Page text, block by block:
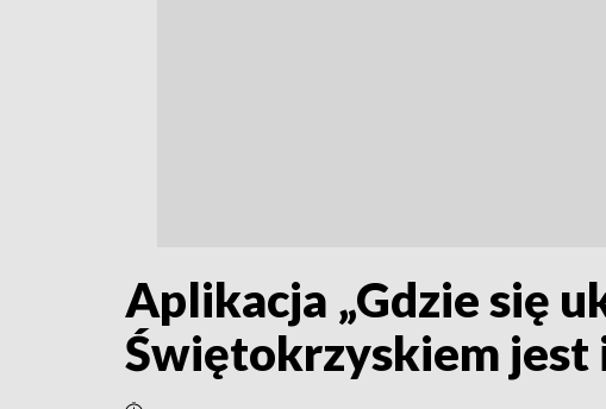
Aplikacja „Gdzie się
Świętokrzyskiem jest